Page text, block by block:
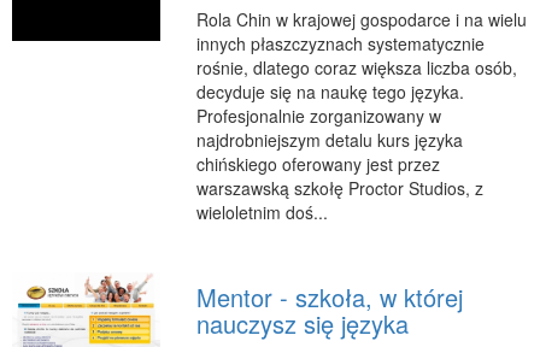
Imprezy Integracyjne
Zajęcia Sportowe i Rekreacyjne
Restauracje, Catering
Adwokaci, Porady Prawne
Sprzątanie, Porządkowanie
Rola Chin w krajowej gospodarce i na wielu
innych płaszczyznach systematycznie
rośnie, dlatego coraz większa liczba osób,
decyduje się na naukę tego języka.
Profesjonalnie zorganizowany w
najdrobniejszym detalu kurs języka
chińskiego oferowany jest przez
warszawską szkołę Proctor Studios, z
wieloletnim doś...
Mentor - szkoła, w której
nauczysz się języka